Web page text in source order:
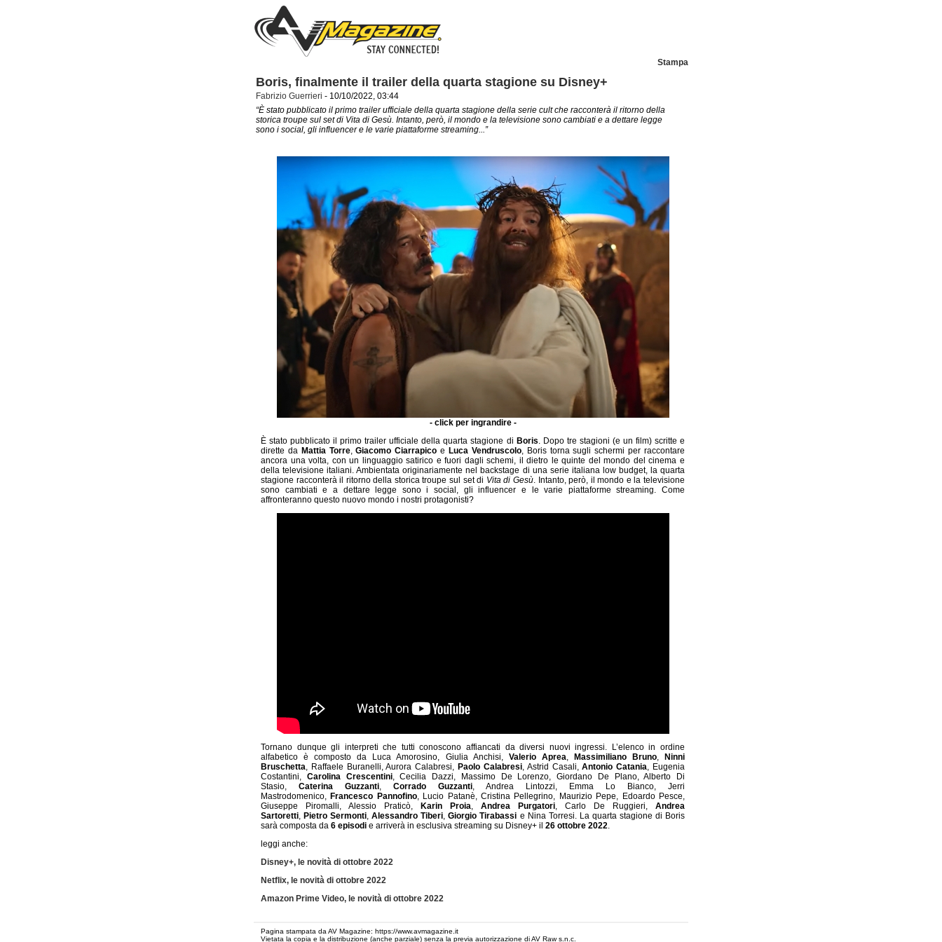
Stampa
Boris, finalmente il trailer della quarta stagione su Disney+
Fabrizio Guerrieri - 10/10/2022, 03:44
“È stato pubblicato il primo trailer ufficiale della quarta stagione della serie cult che racconterà il ritorno della
storica troupe sul set di Vita di Gesù. Intanto, però, il mondo e la televisione sono cambiati e a dettare legge
sono i social, gli influencer e le varie piattaforme streaming...”
- click per ingrandire -
È stato pubblicato il primo trailer ufficiale della quarta stagione di Boris. Dopo tre stagioni (e un film) scritte e
dirette da Mattia Torre,Giacomo Ciarrapico e Luca Vendruscolo, Boris torna sugli schermi per raccontare
ancora una volta, con un linguaggio satirico e fuori dagli schemi, il dietro le quinte del mondo del cinema e
della televisione italiani. Ambientata originariamente nel backstage di una serie italiana low budget, la quarta
stagione racconterà il ritorno della storica troupe sul set di Vita di Gesù. Intanto, però, il mondo e la televisione
sono cambiati e a dettare legge sono i social, gli influencer e le varie piattaforme streaming. Come
affronteranno questo nuovo mondo i nostri protagonisti?
Tornano dunque gli interpreti che tutti conoscono affiancati da diversi nuovi ingressi. L’elenco in ordine
alfabetico è composto da Luca Amorosino, Giulia Anchisi, Valerio Aprea, Massimiliano Bruno,
Ninni
Bruschetta, Raffaele Buranelli, Aurora Calabresi, Paolo Calabresi, Astrid Casali,Antonio Catania, Eugenia
Costantini, Carolina Crescentini, Cecilia Dazzi, Massimo De Lorenzo, Giordano De Plano, Alberto Di
Stasio, Caterina Guzzanti, Corrado Guzzanti, Andrea Lintozzi, Emma Lo Bianco, Jerri
Mastrodomenico, Francesco Pannofino, Lucio Patanè, Cristina Pellegrino, Maurizio Pepe, Edoardo Pesce,
Giuseppe Piromalli, Alessio Praticò,
Karin Proia, Andrea Purgatori, Carlo De Ruggieri, Andrea
Sartoretti, Pietro Sermonti,Alessandro Tiberi,Giorgio Tirabassi e Nina Torresi. La quarta stagione di Boris
sarà composta da 6 episodi e arriverà in esclusiva streaming su Disney+ il 26 ottobre 2022.
leggi anche:
Disney+, le novità di ottobre 2022
Netflix, le novità di ottobre 2022
Amazon Prime Video, le novità di ottobre 2022
Pagina stampata da AV Magazine: https://www.avmagazine.it
Vietata la copia e la distribuzione (anche parziale) senza la previa autorizzazione di AV Raw s.n.c.